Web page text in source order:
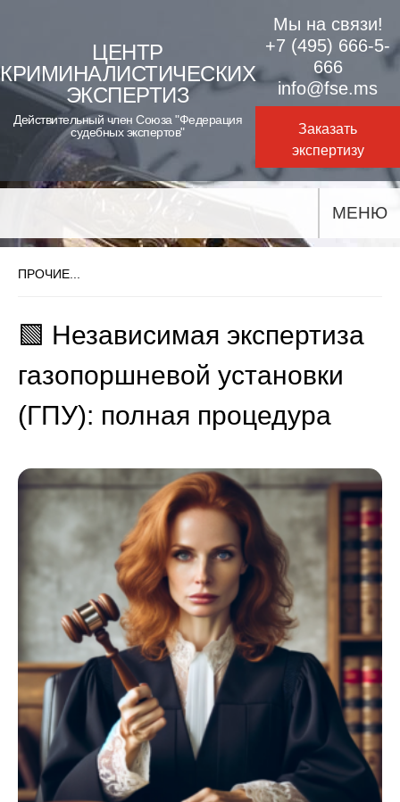
content
ЦЕНТР
КРИМИНАЛИСТИЧЕСКИХ
ЭКСПЕРТИЗ
Действительный член Союза "Федерация
судебных экспертов"
Мы на связи!
+7 (495) 666-5-
666
info@fse.ms
Заказать
экспертизу
МЕНЮ
ПРОЧИЕ...
🟩 Независимая экспертиза
газопоршневой установки
(ГПУ): полная процедура